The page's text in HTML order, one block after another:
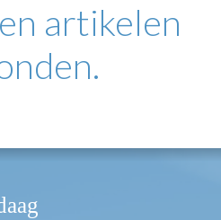
artikelen